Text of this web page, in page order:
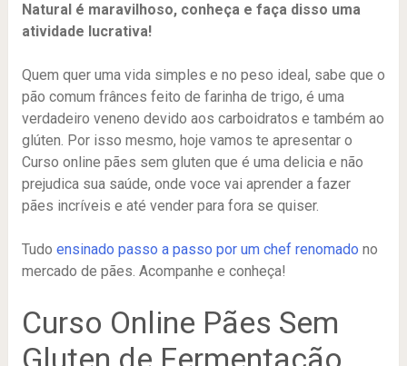
Natural é maravilhoso, conheça e faça disso uma
atividade lucrativa!
Quem quer uma vida simples e no peso ideal, sabe que o
pão comum frânces feito de farinha de trigo, é uma
verdadeiro veneno devido aos carboidratos e também ao
glúten. Por isso mesmo, hoje vamos te apresentar o
Curso online pães sem gluten que é uma delicia e não
prejudica sua saúde, onde voce vai aprender a fazer
pães incríveis e até vender para fora se quiser.
Tudo ensinado passo a passo por um chef renomado no
mercado de pães. Acompanhe e conheça!
Curso Online Pães Sem
Gluten de Fermentação